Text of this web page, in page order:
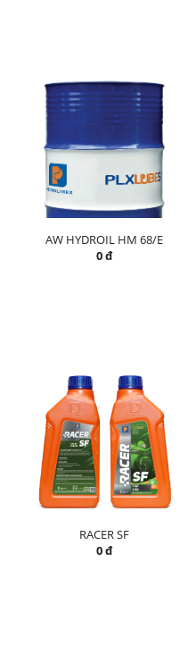
AW HYDROIL HM 68/E
0 đ
RACER SF
0 đ